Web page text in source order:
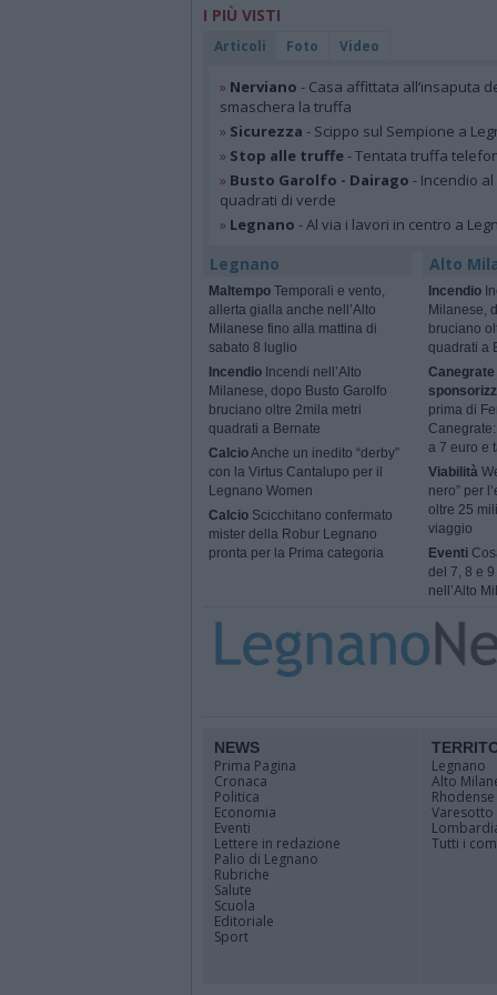
I PIÙ VISTI
Articoli Foto Video
» Nerviano - Casa affittata all’insaputa
smaschera la truffa
» Sicurezza - Scippo sul Sempione a
» Stop alle truffe- Tentata truffa
» Busto Garolfo - Dairago - Incendio
quadrati di verde
» Legnano - Al via i lavori in centro a
Legnano
Maltempo Temporali e vento,
allerta gialla anche nell’Alto
Milanese fino alla mattina di
sabato 8 luglio
Incendio Incendi nell’Alto
Milanese, dopo Busto Garolfo
bruciano oltre 2mila metri
quadrati a Bernate
CalcioAnche un inedito “derby”
con la Virtus Cantalupo per il
Legnano Women
Calcio Scicchitano confermato
mister della Robur Legnano
pronta per la Prima categoria
Alto
Incendio
Milanese,
bruciano
quadrati a
Canegrate
prima di
a 7 euro e
Viabilità
nero” per
oltre 25
viaggio
Eventi
del 7, 8 e
nell’Alto
NEWS
Prima Pagina
Cronaca
Politica
Economia
Eventi
Lettere in redazione
Palio di Legnano
Rubriche
Salute
Scuola
Editoriale
Sport
Legnano
Alto
Rhodense
Varesotto
Tutti i